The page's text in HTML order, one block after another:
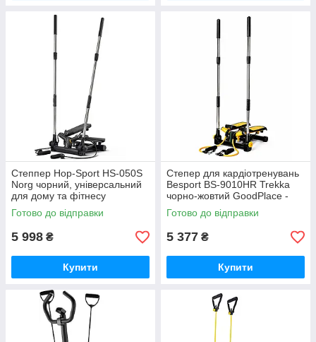
Степпер Hop-Sport HS-050S
Norg чорний, універсальний
для дому та фітнесу
GoodPlace -worry-free-
shopping-
Готово до відправки
5 998 ₴
Купити
Степер для кардіотренувань
Besport BS-9010HR Trekka
чорно-жовтий GoodPlace -
worry-free-shopping-
Готово до відправки
5 377 ₴
Купити